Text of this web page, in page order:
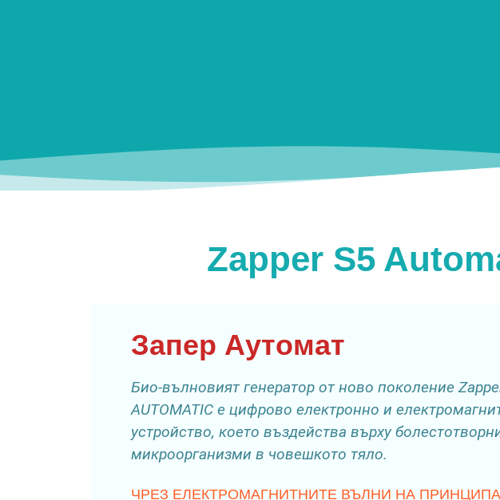
Zapper S5
Запер Аутомат
Био-вълновият генератор от ново поколение
AUTOMATIC е цифрово електронно и
устройство, което въздейства върху
микроорганизми в човешкото тяло.
ЧРЕЗ ЕЛЕКТРОМАГНИТНИТЕ ВЪЛНИ НА